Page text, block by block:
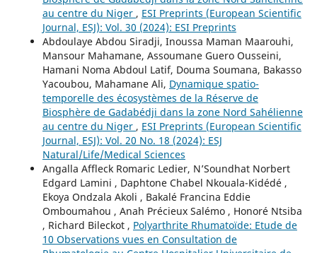
au centre du Niger , ESI Preprints (European Scientific
Journal, ESJ): Vol. 30 (2024): ESI Preprints
Abdoulaye Abdou Siradji, Inoussa Maman Maarouhi,
Mansour Mahamane, Assoumane Guero Ousseini,
Hamani Noma Abdoul Latif, Douma Soumana, Bakasso
Yacoubou, Mahamane Ali, Dynamique spatio-
temporelle des écosystèmes de la Réserve de
Biosphère de Gadabédji dans la zone Nord Sahélienne
au centre du Niger , ESI Preprints (European Scientific
Journal, ESJ): Vol. 20 No. 18 (2024): ESJ
Natural/Life/Medical Sciences
Angalla Affleck Romaric Ledier, N’Soundhat Norbert
Edgard Lamini , Daphtone Chabel Nkouala-Kidédé ,
Ekoya Ondzala Akoli , Bakalé Francina Eddie
Omboumahou , Anah Précieux Salémo , Honoré Ntsiba
, Richard Bileckot , Polyarthrite Rhumatoïde: Etude de
10 Observations vues en Consultation de